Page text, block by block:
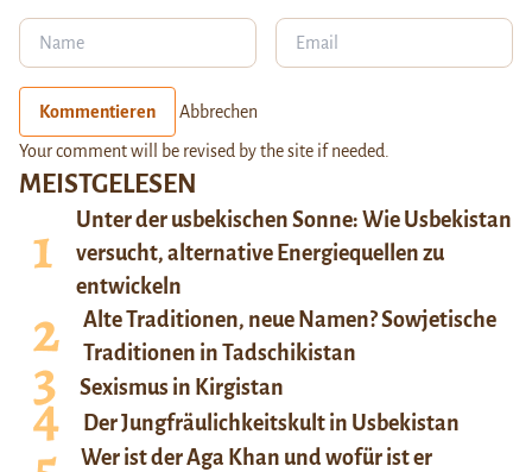
MEISTGELESEN
Unter der usbekischen Sonne: Wie Usbekistan
versucht, alternative Energiequellen zu
entwickeln
Alte Traditionen, neue Namen? Sowjetische
Traditionen in Tadschikistan
Sexismus in Kirgistan
Der Jungfräulichkeitskult in Usbekistan
Wer ist der Aga Khan und wofür ist er
Kommentieren Abbrechen
Your comment will be revised by the site if needed.